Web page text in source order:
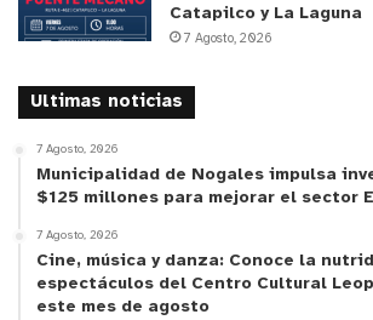
Catapilco y La Laguna
7 Agosto, 2026
Ultimas noticias
7 Agosto, 2026
Municipalidad de Nogales impulsa
$125 millones para mejorar el sector
7 Agosto, 2026
Cine, música y danza: Conoce la
espectáculos del Centro Cultural
este mes de agosto